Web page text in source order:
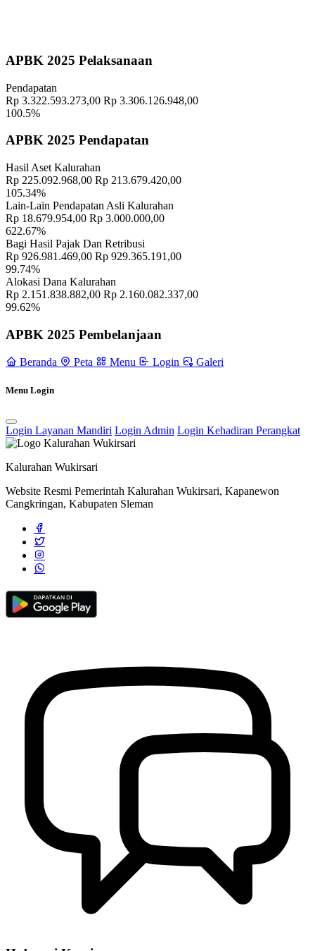
APBK 2025 Pelaksanaan
Pendapatan
Rp 3.322.593.273,00 Rp 3.306.126.948,00
100.5%
APBK 2025 Pendapatan
Hasil Aset Kalurahan
Rp 225.092.968,00 Rp 213.679.420,00
105.34%
Lain-Lain Pendapatan Asli Kalurahan
Rp 18.679.954,00 Rp 3.000.000,00
622.67%
Bagi Hasil Pajak Dan Retribusi
Rp 926.981.469,00 Rp 929.365.191,00
99.74%
Alokasi Dana Kalurahan
Rp 2.151.838.882,00 Rp 2.160.082.337,00
99.62%
APBK 2025 Pembelanjaan
Beranda Peta Menu Login Galeri
Menu Login
Login Layanan Mandiri Login Admin Login Kehadiran Perangkat
Kalurahan Wukirsari
Website Resmi Pemerintah Kalurahan Wukirsari, Kapanewon
Cangkringan, Kabupaten Sleman